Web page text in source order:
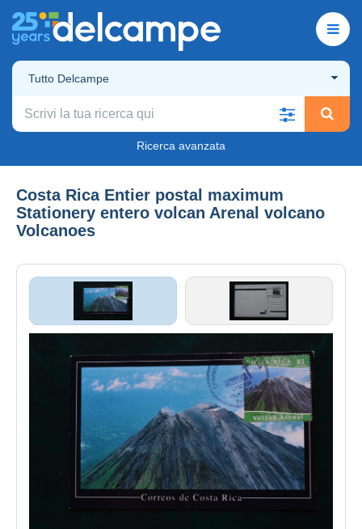
Tutto Delcampe
Ricerca avanzata
Costa Rica Entier postal maximum
Stationery entero volcan Arenal volcano
Volcanoes